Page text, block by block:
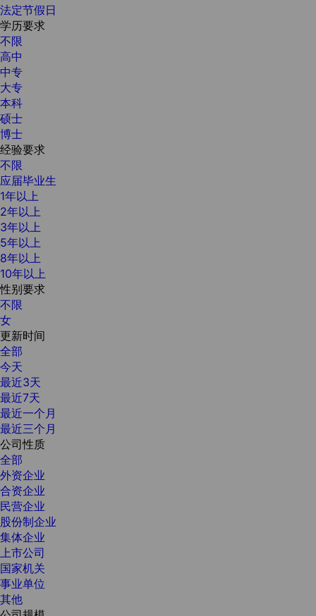
法定节假日
学历要求
不限
高中
中专
大专
本科
硕士
博士
经验要求
不限
应届毕业生
1年以上
2年以上
3年以上
5年以上
8年以上
10年以上
性别要求
不限
女
更新时间
全部
今天
最近3天
最近7天
最近一个月
最近三个月
公司性质
全部
外资企业
合资企业
民营企业
股份制企业
集体企业
上市公司
国家机关
事业单位
其他